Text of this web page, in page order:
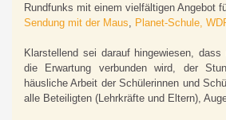
Rundfunks mit einem vielfältigen Angebot
Sendung mit der Maus
Planet-Schule,
Klarstellend sei darauf hingewiesen,
die Erwartung verbunden wird, der
häusliche Arbeit der Schülerinnen und
alle Beteiligten (Lehrkräfte und Eltern),